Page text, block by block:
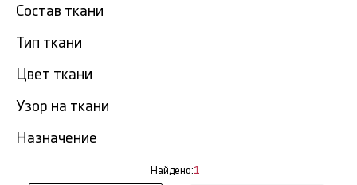
Ткань Gucci в Красноярске
Фильтр
Показать все
Состав ткани
Тип ткани
Цвет ткани
Узор на ткани
Назначение
Найдено:1